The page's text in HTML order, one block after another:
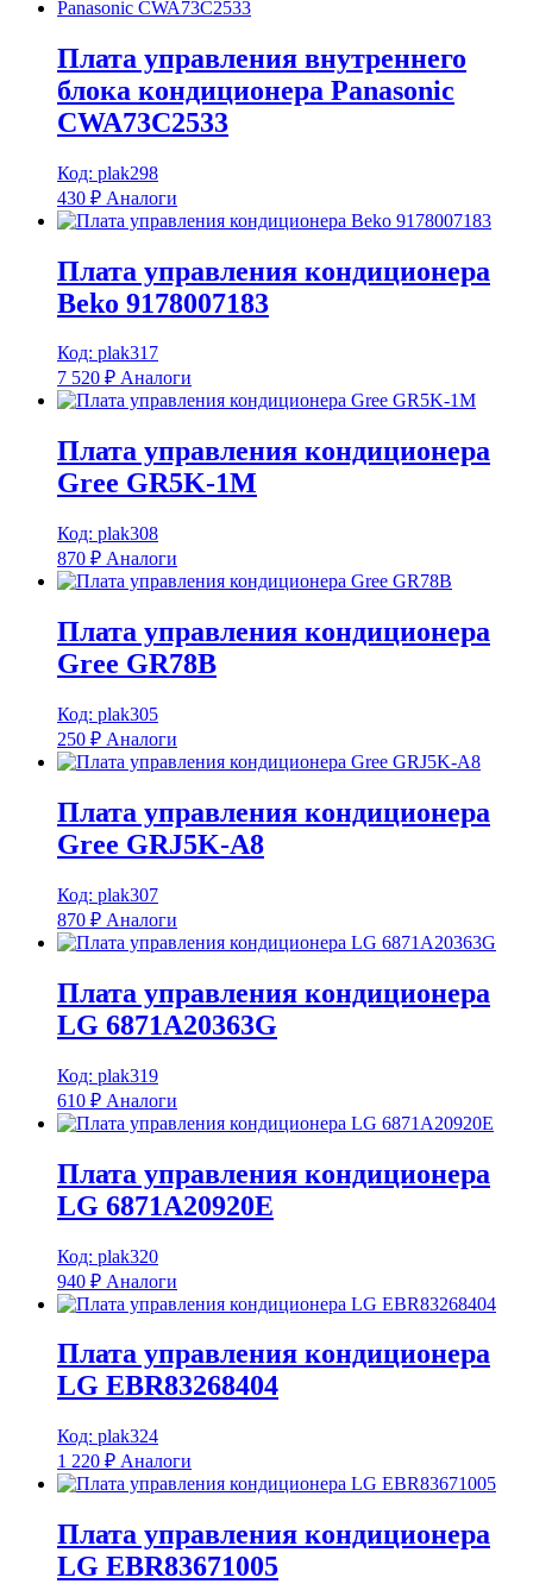
Плата управления внутреннего
блока кондиционера Panasonic
CWA73C2533
Код: plak298
430 ₽ Аналоги
Плата управления кондиционера
Beko 9178007183
Код: plak317
7 520 ₽ Аналоги
Плата управления кондиционера
Gree GR5K-1M
Код: plak308
870 ₽ Аналоги
Плата управления кондиционера
Gree GR78B
Код: plak305
250 ₽ Аналоги
Плата управления кондиционера
Gree GRJ5K-A8
Код: plak307
870 ₽ Аналоги
Плата управления кондиционера
LG 6871A20363G
Код: plak319
610 ₽ Аналоги
Плата управления кондиционера
LG 6871A20920E
Код: plak320
940 ₽ Аналоги
Плата управления кондиционера
LG EBR83268404
Код: plak324
1 220 ₽ Аналоги
Плата управления кондиционера
LG EBR83671005